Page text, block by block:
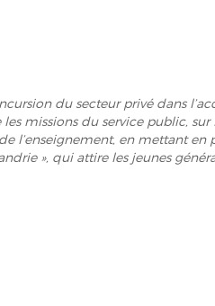
du secteur privé dans
missions du service public,
l’enseignement, en mettant
», qui attire les jeunes